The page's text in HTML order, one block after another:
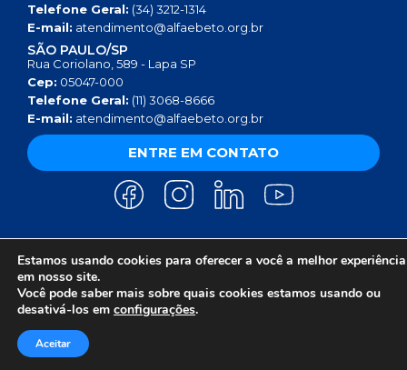
Telefone Geral: (34) 3212-1314
E-mail: atendimento@alfaebeto.org.br
SÃO PAULO/SP
Rua Coriolano, 589 - Lapa SP
Cep: 05047-000
Telefone Geral: (11) 3068-8666
E-mail: atendimento@alfaebeto.org.br
ENTRE EM CONTATO
AVISO DE PRIVACIDADE POLÍTICA DE PRIVACIDADE
AVISO SOBRE COOKIES
COPYRIGHT 2025 © INSTITUTO ALFA E BETO - 08.458.084/0001-13
Estamos usando cookies para oferecer a você a melhor experiência
em nosso site.
Você pode saber mais sobre quais cookies estamos usando ou
desativá-los em configurações.
Aceitar